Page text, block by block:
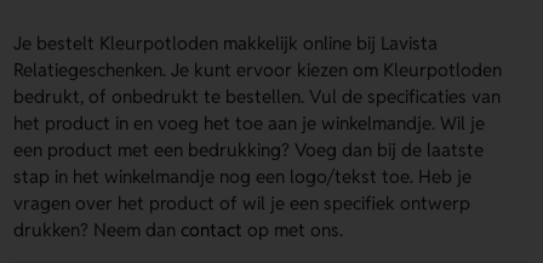
Je bestelt Kleurpotloden makkelijk online bij Lavista
Relatiegeschenken. Je kunt ervoor kiezen om Kleurpotloden
bedrukt, of onbedrukt te bestellen. Vul de specificaties van
het product in en voeg het toe aan je winkelmandje. Wil je
een product met een bedrukking? Voeg dan bij de laatste
stap in het winkelmandje nog een logo/tekst toe. Heb je
vragen over het product of wil je een specifiek ontwerp
drukken? Neem dan contact op met ons.